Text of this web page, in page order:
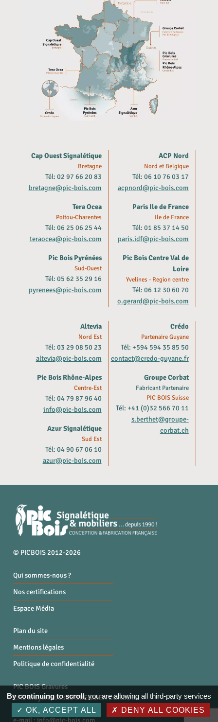
Cap Ouest Signalétique
Bretagne
Tél: 02 97 66 20 83
bretagne@pic-bois.com
Tera Ocea
Poitou-Charentes
Tél: 06 25 06 25 44
teraocea@pic-bois.com
Pic Bois Pyrénées
Sud-Ouest
Tél: 05 62 35 29 16
pyrenees@pic-bois.com
ACP Nord
Nord et Belgique
Tél: 06 10 76 03 17
acpnord@pic-bois.com
Paris Ile de France
Ile de France
Tél: 01 85 37 14 50
paris.idf@pic-bois.com
Pic Bois Centre Val de
Loire
Yvelines - Region centre
Tél: 06 12 30 60 70
o.gerard@pic-bois.com
Altevia
Nord Est
Tél: 03 29 08 50 23
altevia@pic-bois.com
Pic Bois Rhône-Alpes
Centre-Est
Tél: 04 79 87 96 40
info@pic-bois.com
Azur Signalétique
Sud Est
Tél: 04 90 67 06 10
azur@pic-bois.com
Crédo
Partenaire Guyane
Tél: +594 594 35 85 50
contact@credo-guyane.fr
Groupe Corbat
Fabricant Partenaire
PIC BOIS Suisse
Tél: +41 (0)32 566 70 11
s.berthet@groupe-
corbat.ch
© PICBOIS 2012-2026
Qui sommes-nous ?
Nos certifications
Espace Média
Plan du site
Mentions légales
Politique de confidentialité
PIC BOIS Gravures
ZI la Bruyère, 01300 BREGNIER CORDON
Tél. : 04 79 87 96 40
e-mail :info@pic-bois.com
By continuing to scroll,you are allowing all third-party services
OK, ACCEPT ALL
DENY ALL COOKIES